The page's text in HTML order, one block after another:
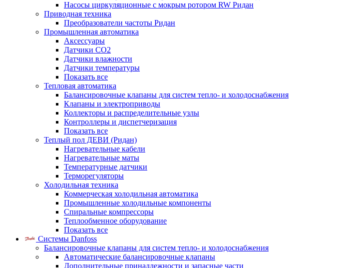
Насосы циркуляционные с мокрым ротором RW Ридан
Приводная техника
Преобразователи частоты Ридан
Промышленная автоматика
Аксессуары
Датчики CO2
Датчики влажности
Датчики температуры
Показать все
Тепловая автоматика
Балансировочные клапаны для систем тепло- и холодоснабжения
Клапаны и электроприводы
Коллекторы и распределительные узлы
Контроллеры и диспетчеризация
Показать все
Теплый пол ДЕВИ (Ридан)
Нагревательные кабели
Нагревательные маты
Температурные датчики
Терморегуляторы
Холодильная техника
Коммерческая холодильная автоматика
Промышленные холодильные компоненты
Спиральные компрессоры
Теплообменное оборудование
Показать все
Системы Danfoss
Балансировочные клапаны для систем тепло- и холодоснабжения
Автоматические балансировочные клапаны
Дополнительные принадлежности и запасные части